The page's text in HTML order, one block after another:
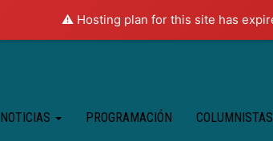
⚠️ Hosting plan for this site has
NOTICIAS PROGRAMACIÓN COLUMNISTAS